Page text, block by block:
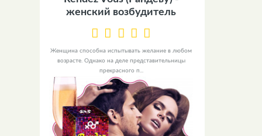
женский возбудитель
Женщина способна испытывать желание в любом
возрасте. Однако на деле представительницы
прекрасного п...